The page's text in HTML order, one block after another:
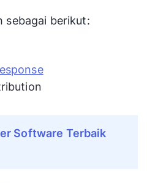
sebagai berikut:
Software Terbaik